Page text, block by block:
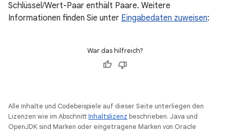
Schlüssel/Wert-Paar enthält Paare. Weitere
Informationen finden Sie unter Eingabedaten zuweisen:
War das hilfreich?
Alle Inhalte und Codebeispiele auf dieser Seite unterliegen den
Lizenzen wie im AbschnittInhaltslizenz beschrieben. Java und
OpenJDK sind Marken oder eingetragene Marken von Oracle